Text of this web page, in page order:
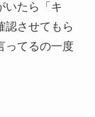
いたら「キ
認させてもら
ってるの一度